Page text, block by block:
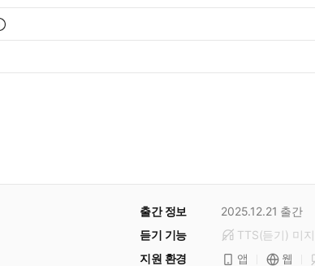
출간 정보 2025.12.21 출간
듣기 기능
TTS(듣기) 미
지원 환경
앱 웹